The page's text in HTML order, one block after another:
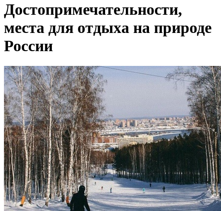
Достопримечательности,
места для отдыха на природе
России